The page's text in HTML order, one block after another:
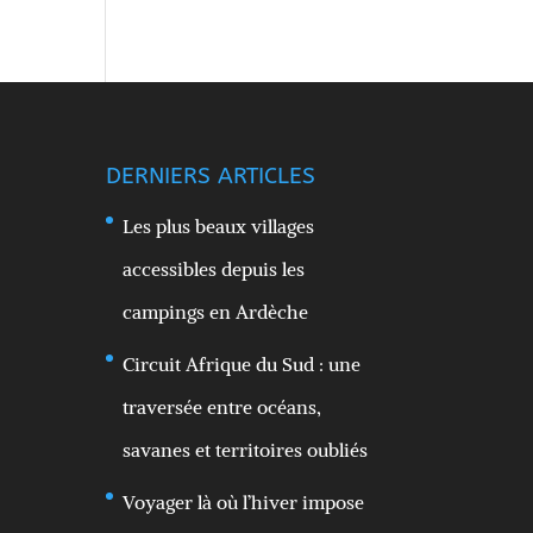
DERNIERS ARTICLES
Les plus beaux villages
accessibles depuis les
campings en Ardèche
Circuit Afrique du Sud : une
traversée entre océans,
savanes et territoires oubliés
Voyager là où l’hiver impose